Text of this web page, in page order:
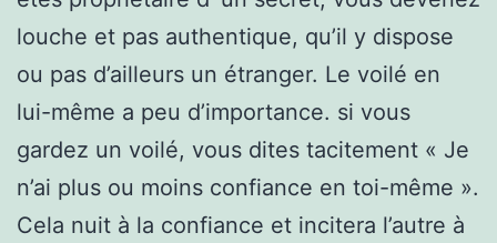
louche et pas authentique, qu’il y dispose
ou pas d’ailleurs un étranger. Le voilé en
lui-même a peu d’importance. si vous
gardez un voilé, vous dites tacitement « Je
n’ai plus ou moins confiance en toi-même ».
Cela nuit à la confiance et incitera l’autre à